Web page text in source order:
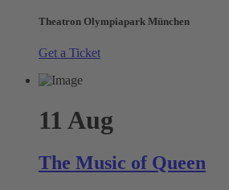
Theatron Olympiapark München
Get a Ticket
11 Aug
The Music of Queen